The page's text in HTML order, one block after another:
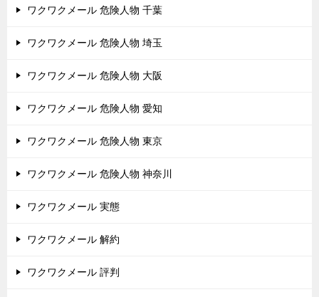
ワクワクメール 危険人物 千葉
ワクワクメール 危険人物 埼玉
ワクワクメール 危険人物 大阪
ワクワクメール 危険人物 愛知
ワクワクメール 危険人物 東京
ワクワクメール 危険人物 神奈川
ワクワクメール 実態
ワクワクメール 解約
ワクワクメール 評判